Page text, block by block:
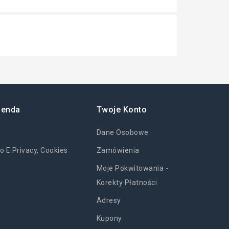
E Privacy, Cookies
Twoje Konto
Dane Osobowe
Zamówienia
Moje Pokwitowania -
Korekty Płatności
Adresy
Kupony